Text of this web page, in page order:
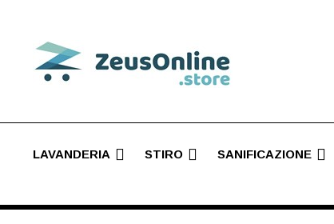
LAVANDERIA STIRO SANIFICAZIONE